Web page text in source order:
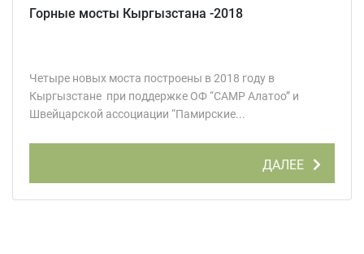
Горные мосты Кыргызстана -2018
Четыре новых моста построены в 2018 году в
Кыргызстане при поддержке ОФ “CAMP Алатоо” и
Швейцарской ассоциации “Памирские...
ДАЛЕЕ